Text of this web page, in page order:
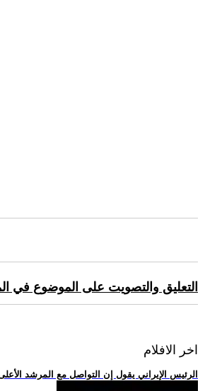
التعليق والتصويت على الموضوع في
اخر الافلام
.. الرئيس الإيراني يقول إن التواصل مع المرشد